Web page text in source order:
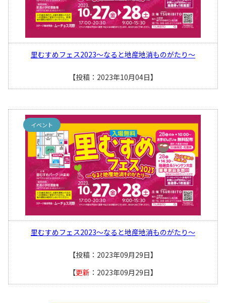
里むすめフェス2023～なると地産地消ものがたり～
【投稿：2023年10月04日】
イベント
里むすめフェス2023～なると地産地消ものがたり～
【投稿：2023年09月29日】
【更新 ：2023年09月29日】